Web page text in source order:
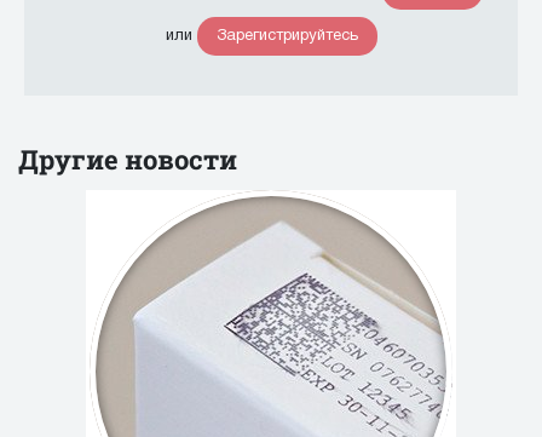
или Зарегистрируйтесь
Другие новости